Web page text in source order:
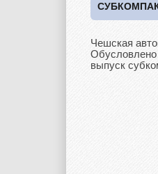
Чешская
Обусловлено
выпуск